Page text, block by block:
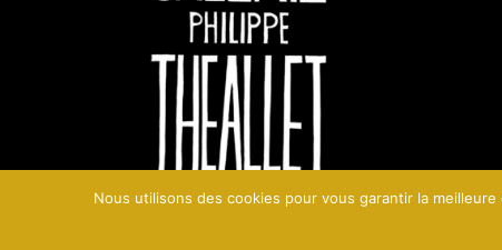
Nous utilisons des cookies pour vous garantir la